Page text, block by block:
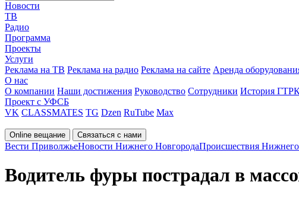
Новости
ТВ
Радио
Программа
Проекты
Услуги
Реклама на ТВ Реклама на радио Реклама на сайте Аренда
О нас
О компании Наши достижения Руководство Сотрудники История
Проект с УФСБ
VK CLASSMATES TG Dzen RuTube Max
Online вещание Связаться с нами
Вести ПриволжьеНовости Нижнего НовгородаПроисшествия
Водитель фуры пострадал в